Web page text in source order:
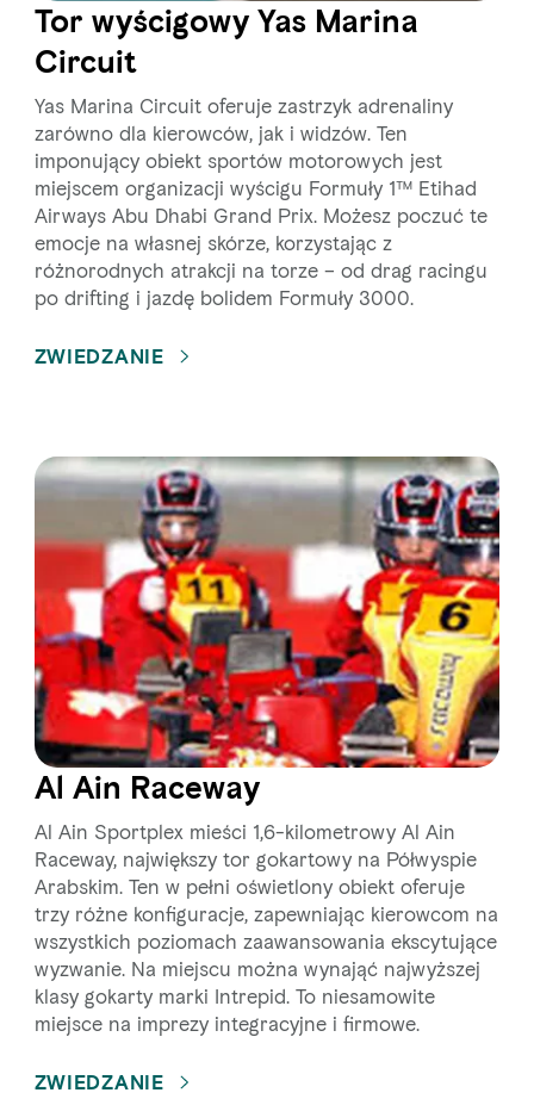
Tor wyścigowy Yas Marina
Circuit
Yas Marina Circuit oferuje zastrzyk adrenaliny
zarówno dla kierowców, jak i widzów. Ten
imponujący obiekt sportów motorowych jest
miejscem organizacji wyścigu Formuły 1™ Etihad
Airways Abu Dhabi Grand Prix. Możesz poczuć te
emocje na własnej skórze, korzystając z
różnorodnych atrakcji na torze – od drag racingu
po drifting i jazdę bolidem Formuły 3000.
ZWIEDZANIE
Al Ain Raceway
Al Ain Sportplex mieści 1,6-kilometrowy Al Ain
Raceway, największy tor gokartowy na Półwyspie
Arabskim. Ten w pełni oświetlony obiekt oferuje
trzy różne konfiguracje, zapewniając kierowcom na
wszystkich poziomach zaawansowania ekscytujące
wyzwanie. Na miejscu można wynająć najwyższej
klasy gokarty marki Intrepid. To niesamowite
miejsce na imprezy integracyjne i firmowe.
ZWIEDZANIE